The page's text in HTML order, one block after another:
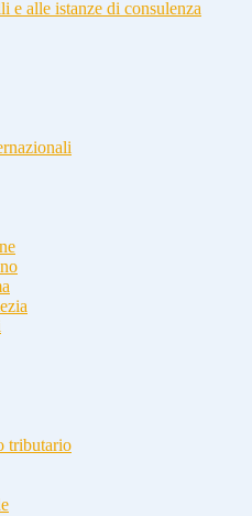
e alle istanze di consulenza
tributario